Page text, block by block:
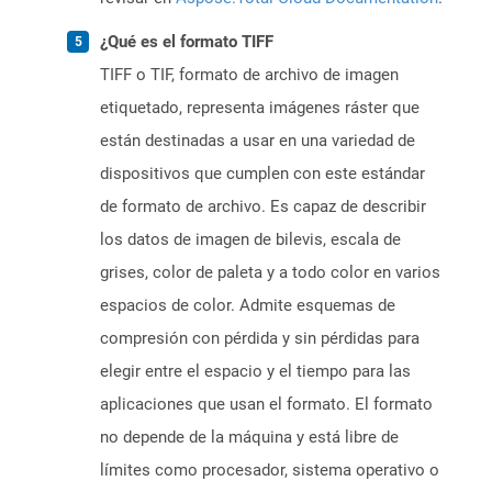
¿Qué es el formato TIFF
TIFF o TIF, formato de archivo de imagen
etiquetado, representa imágenes ráster que
están destinadas a usar en una variedad de
dispositivos que cumplen con este estándar
de formato de archivo. Es capaz de describir
los datos de imagen de bilevis, escala de
grises, color de paleta y a todo color en varios
espacios de color. Admite esquemas de
compresión con pérdida y sin pérdidas para
elegir entre el espacio y el tiempo para las
aplicaciones que usan el formato. El formato
no depende de la máquina y está libre de
límites como procesador, sistema operativo o